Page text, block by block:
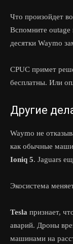
Что произойдет
Вспомните outage
десятки Waymo
CPUC примет
бесплатны. Или
Другие
Waymo не
как обычные
Ioniq 5. Jaguars
Экосистема
Tesla признает,
аварий. Дроны
машинами на